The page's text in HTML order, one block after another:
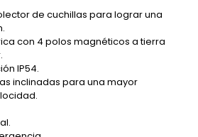
de cuchillas para lograr una
con 4 polos magnéticos a tierra
IP54.
inclinadas para una mayor